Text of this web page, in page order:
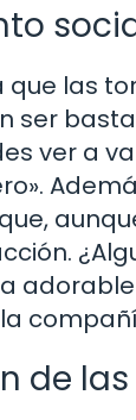
que las
ser
ver a
de